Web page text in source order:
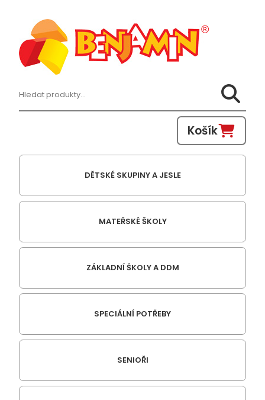
Hledat:
Košík
DĚTSKÉ SKUPINY A JESLE
MATEŘSKÉ ŠKOLY
ZÁKLADNÍ ŠKOLY A DDM
SPECIÁLNÍ POTŘEBY
SENIOŘI